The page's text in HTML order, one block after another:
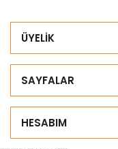
ÜYELİK
SAYFALAR
HESABIM